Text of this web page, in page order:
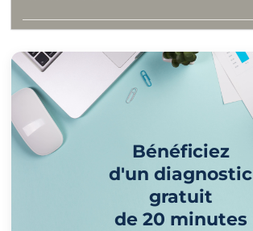
Bénéficiez
d'un diagnostic
gratuit
de 20 minutes